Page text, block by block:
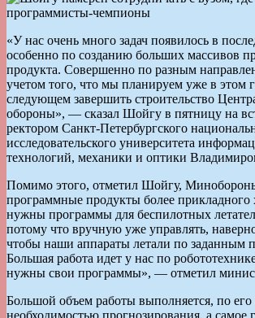
«У нас очень много задач появилось в
особенно по созданию больших массивов
продукта. Совершенно по разным
учетом того, что мы планируем уже в этом
следующем завершить строительство
обороны», — сказал Шойгу в пятницу на
ректором Санкт-Петербургского
исследовательского университета
технологий, механики и оптики
Помимо этого, отметил Шойгу,
программные продукты более прикладного
нужны программы для беспилотных
потому что вручную уже управлять,
чтобы наши аппараты летали по заданным
Большая работа идет у нас по
нужны свои программы», — отметил
Большой объем работы выполняется, по его
необходимостью прогнозирования, а самое